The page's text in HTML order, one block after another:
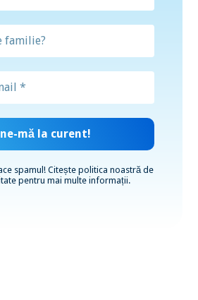
spamul! Citește politica noastră de
pentru mai multe informații.